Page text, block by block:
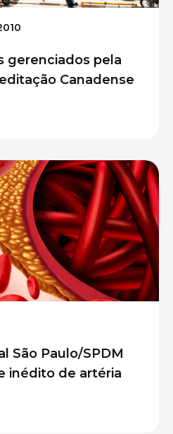
gerenciados pela
Canadense
São Paulo/SPDM
inédito de artéria